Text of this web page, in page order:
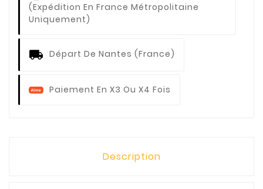
(expédition En France Métropolitaine
Uniquement)
Départ De Nantes (France)
Paiement En X3 Ou X4 Fois
Description